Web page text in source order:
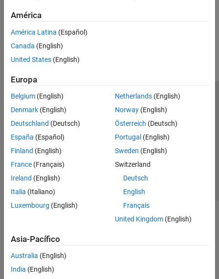
América
América Latina (Español)
Canada (English)
United States (English)
Europa
Belgium (English)
Denmark (English)
Deutschland (Deutsch)
España (Español)
Finland (English)
France (Français)
Ireland (English)
Italia (Italiano)
Luxembourg (English)
Netherlands(English)
Norway(English)
Österreich (Deutsch)
Portugal (English)
Sweden (English)
Switzerland
Deutsch
English
Français
United Kingdom(English)
Asia-Pacífico
Australia (English)
India (English)
Centro de confianza
Marcas comerciales
Política de privacidad
Antipiratería
Estado de las aplicaciones
Información de contacto
© 1994-2026 The MathWorks, Inc.
Seleccione un país/